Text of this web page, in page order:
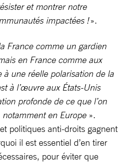
et montrer notre
impactées !».
France comme un gardien
en France comme aux
à une réelle polarisation de la
à l’œuvre aux États-Unis
profonde de ce que l’on
en Europe».
politiques anti-droits gagnent
il est essentiel d’en tirer
pour éviter que